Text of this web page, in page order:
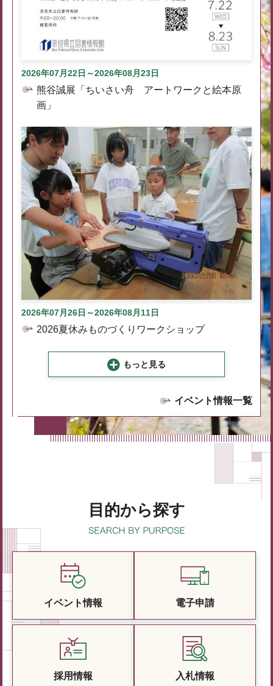
2026年07月22日～2026年08月23日
熊谷誠展「ちいさい舟 アートワークと絵本原
画」
2026年07月26日～2026年08月11日
2026夏休みものづくりワークショップ
もっと見る
イベント情報一覧
目的から探す
イベント情報 電子申請
採用情報 入札情報